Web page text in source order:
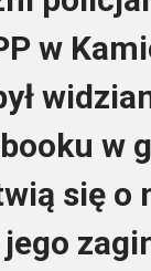
w
w
się o